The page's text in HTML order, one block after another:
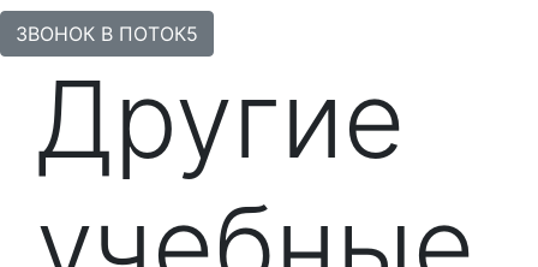
ЗВОНОК В ПОТОК5
Другие